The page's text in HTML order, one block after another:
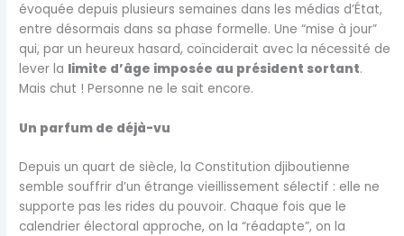
évoquée depuis plusieurs semaines dans les médias d’État,
entre désormais dans sa phase formelle. Une “mise à jour”
qui, par un heureux hasard, coïnciderait avec la nécessité de
lever la limite d’âge imposée au président sortant.
Mais chut ! Personne ne le sait encore.
Un parfum de déjà-vu
Depuis un quart de siècle, la Constitution djiboutienne
semble souffrir d’un étrange vieillissement sélectif : elle ne
supporte pas les rides du pouvoir. Chaque fois que le
calendrier électoral approche, on la “réadapte”, on la